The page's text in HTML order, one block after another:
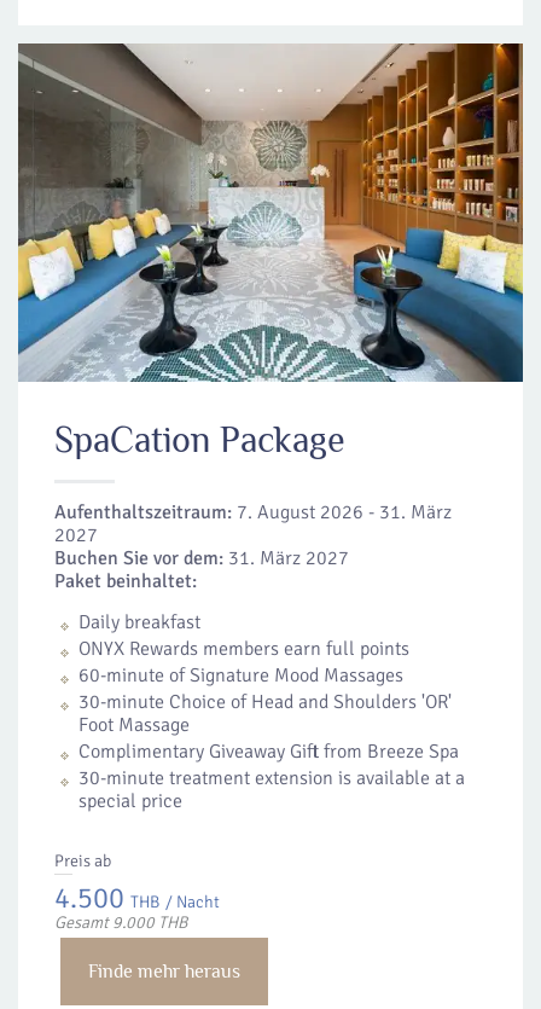
SpaCation Package
Aufenthaltszeitraum: 7. August 2026 - 31. März
2027
Buchen Sie vor dem: 31. März 2027
Paket beinhaltet:
Daily breakfast
ONYX Rewards members earn full points
60-minute of Signature Mood Massages
30-minute Choice of Head and Shoulders 'OR'
Foot Massage
Complimentary Giveaway Gift from Breeze Spa
30‑minute treatment extension is available at a
special price
Preis ab
4.500 THB / Nacht
Gesamt 9.000 THB
Finde mehr heraus